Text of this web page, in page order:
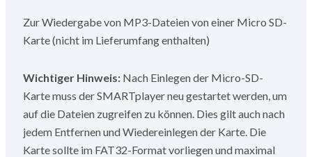
Zur Wiedergabe von MP3-Dateien von einer Micro SD-
Karte (nicht im Lieferumfang enthalten)
Wichtiger Hinweis: Nach Einlegen der Micro-SD-
Karte muss der SMARTplayer neu gestartet werden, um
auf die Dateien zugreifen zu können. Dies gilt auch nach
jedem Entfernen und Wiedereinlegen der Karte. Die
Karte sollte im FAT32-Format vorliegen und maximal